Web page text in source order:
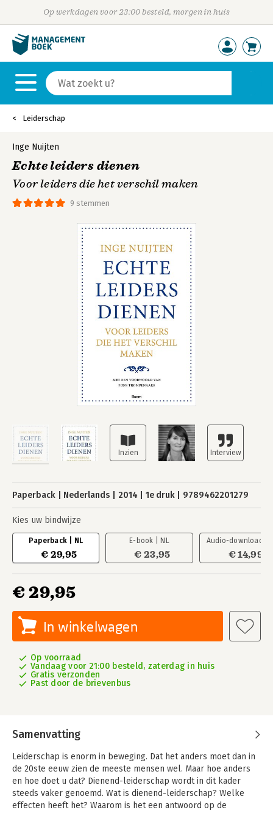
Op werkdagen voor 23:00 besteld, morgen in huis
Leiderschap
9 stemmen
Inge Nuijten
Echte leiders dienen
Voor leiders die het verschil maken
Paperback Nederlands 2014 1e druk 9789462201279
Kies uw bindwijze
Paperback | NL
€ 29,95
E-book | NL
€ 23,95
Audio-download |
€ 14,99
€ 29,95
In winkelwagen
Op voorraad
Vandaag voor 21:00 besteld, zaterdag in huis
Gratis verzonden
Past door de brievenbus
Samenvatting
Leiderschap is enorm in beweging. Dat het anders moet dan in
de 20ste eeuw zien de meeste mensen wel. Maar hoe anders
en hoe doet u dat? Dienend-leiderschap wordt in dit kader
steeds vaker genoemd. Wat is dienend-leiderschap? Welke
effecten heeft het? Waarom is het een antwoord op de